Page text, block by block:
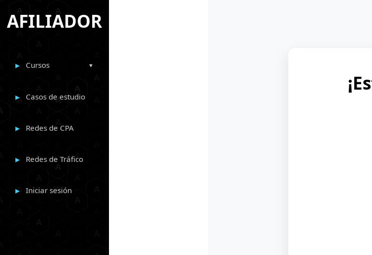
AFILIADOR
Cursos
Casos de estudio
Redes de CPA
Redes de Tráfico
Iniciar sesión